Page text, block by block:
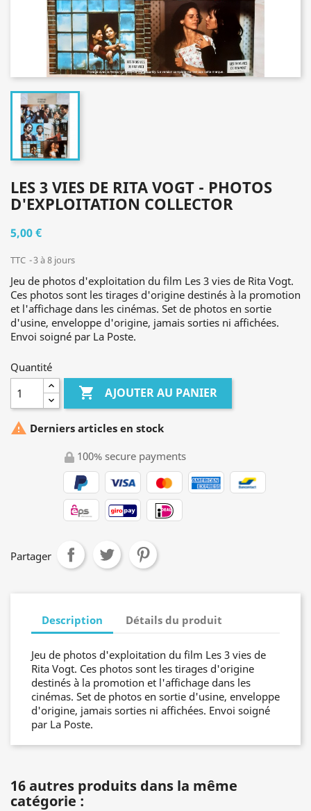
LES 3 VIES DE RITA VOGT - PHOTOS
D'EXPLOITATION COLLECTOR
5,00 €
TTC 3 à 8 jours
Jeu de photos d'exploitation du film Les 3 vies de Rita Vogt.
Ces photos sont les tirages d'origine destinés à la promotion
et l'affichage dans les cinémas. Set de photos en sortie
d'usine, enveloppe d'origine, jamais sorties ni affichées.
Envoi soigné par La Poste.
Quantité
 AJOUTER AU PANIER
 Derniers articles en stock
100% secure payments
Partager
Description Détails du produit
Jeu de photos d'exploitation du film Les 3 vies de
Rita Vogt. Ces photos sont les tirages d'origine
destinés à la promotion et l'affichage dans les
cinémas. Set de photos en sortie d'usine, enveloppe
d'origine, jamais sorties ni affichées. Envoi soigné
par La Poste.
16 autres produits dans la même
catégorie :